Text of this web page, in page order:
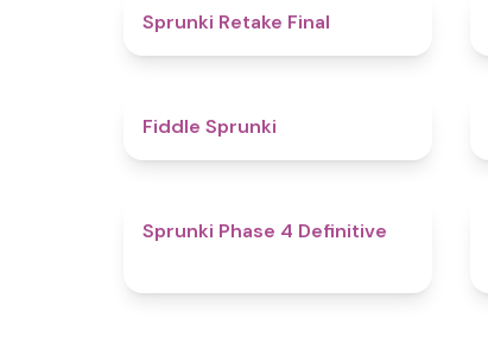
Sprunki Retake Final
Fiddle Sprunki
Sprunki Phase 4 Definitive